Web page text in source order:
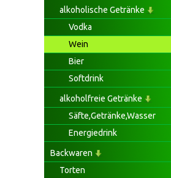
alkoholische Getränke
Vodka
Wein
Bier
Softdrink
alkoholfreie Getränke
Säfte,Getränke,Wasser
Energiedrink
Backwaren
Torten